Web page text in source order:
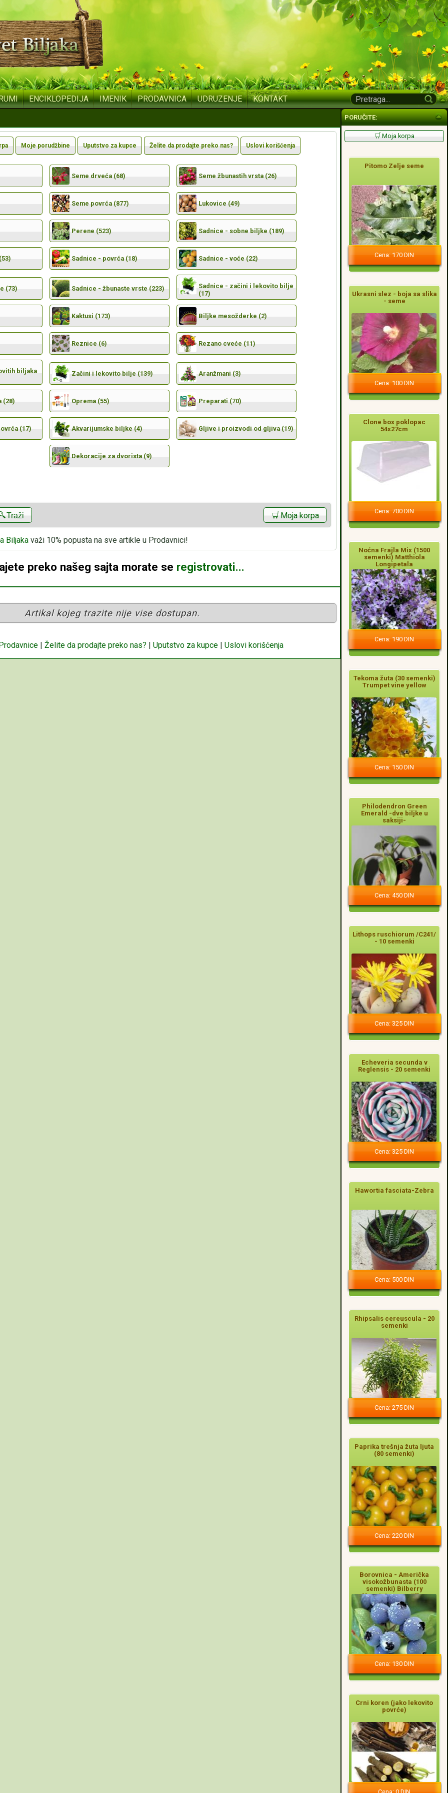
ENCIKLOPEDIJA IMENIK PRODAVNICA UDRUZENJE KONTAKT
Moje porudžbine Uputstvo za kupce Želite da prodajte preko nas? Uslovi korišćenja
Seme drveća (68) Seme žbunastih vrsta (26)
Seme povrća (877) Lukovice (49)
Perene (523) Sadnice - sobne biljke (189)
Sadnice - povrća (18) Sadnice - voće (22)
(73) Sadnice - žbunaste vrste (223)
Sadnice - začini i lekovito bilje
(17)
Kaktusi (173) Biljke mesožderke (2)
Reznice (6) Rezano cveće (11)
biljaka
Začini i lekovito bilje (139) Aranžmani (3)
(28) Oprema (55) Preparati (70)
(17) Akvarijumske biljke (4) Gljive i proizvodi od gljiva (19)
Dekoracije za dvorista (9)
Traži Moja korpa
Biljaka važi 10% popusta na sve artikle u Prodavnici!
preko našeg sajta morate se registrovati...
Artikal kojeg trazite nije vise dostupan.
| Želite da prodajte preko nas? | Uputstvo za kupce | Uslovi korišćenja
PORUČITE:
Moja korpa
Pitomo Zelje seme
Cena: 170 DIN
Ukrasni slez - boja sa slika
- seme
Cena: 100 DIN
Clone box poklopac
54x27cm
Cena: 700 DIN
Noćna Frajla Mix (1500
semenki) Matthiola
Longipetala
Cena: 190 DIN
Tekoma žuta (30 semenki)
Trumpet vine yellow
Cena: 150 DIN
Philodendron Green
Emerald -dve biljke u
saksiji-
Cena: 450 DIN
Lithops ruschiorum /C241/
- 10 semenki
Cena: 325 DIN
Echeveria secunda v
Reglensis - 20 semenki
Cena: 325 DIN
Hawortia fasciata-Zebra
Cena: 500 DIN
Rhipsalis cereuscula - 20
semenki
Cena: 275 DIN
Paprika trešnja žuta ljuta
(80 semenki)
Cena: 220 DIN
Borovnica - Američka
visokožbunasta (100
semenki) Bilberry
Vaccinium myrtillus
Cena: 130 DIN
Crni koren (jako lekovito
povrće)